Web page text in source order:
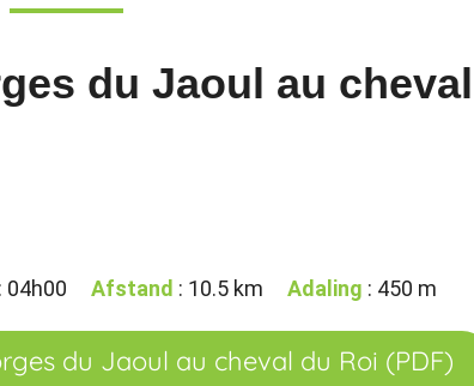
du Jaoul au cheval
: 04h00 Afstand : 10.5 km Adaling : 450 m
du Jaoul au cheval du Roi (PDF)